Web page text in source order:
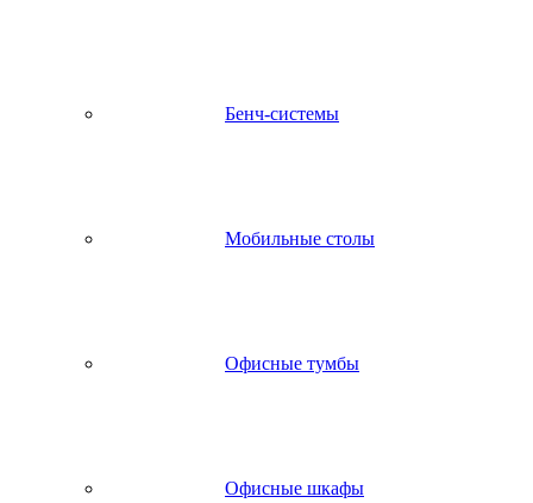
Бенч-системы
Мобильные столы
Офисные тумбы
Офисные шкафы